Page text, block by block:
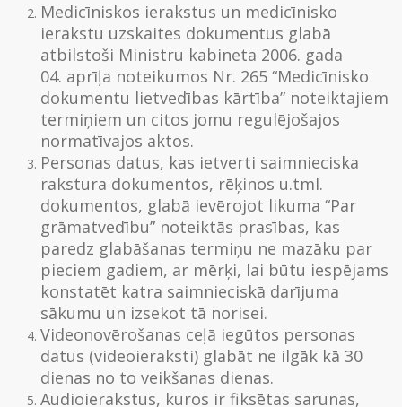
Medicīniskos ierakstus un medicīnisko
ierakstu uzskaites dokumentus glabā
atbilstoši Ministru kabineta 2006. gada
04. aprīļa noteikumos Nr. 265 “Medicīnisko
dokumentu lietvedības kārtība” noteiktajiem
termiņiem un citos jomu regulējošajos
normatīvajos aktos.
Personas datus, kas ietverti saimnieciska
rakstura dokumentos, rēķinos u.tml.
dokumentos, glabā ievērojot likuma “Par
grāmatvedību” noteiktās prasības, kas
paredz glabāšanas termiņu ne mazāku par
pieciem gadiem, ar mērķi, lai būtu iespējams
konstatēt katra saimnieciskā darījuma
sākumu un izsekot tā norisei.
Videonovērošanas ceļā iegūtos personas
datus (videoieraksti) glabāt ne ilgāk kā 30
dienas no to veikšanas dienas.
Audioierakstus, kuros ir fiksētas sarunas,